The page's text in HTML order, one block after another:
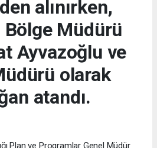
alınırken,
Müdürü
Ayvazoğlu ve
olarak
atandı.